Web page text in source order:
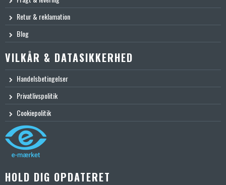
Retur & reklamation
Blog
VILKÅR & DATASIKKERHED
Handelsbetingelser
Privatlivspolitik
Cookiepolitik
HOLD DIG OPDATERET